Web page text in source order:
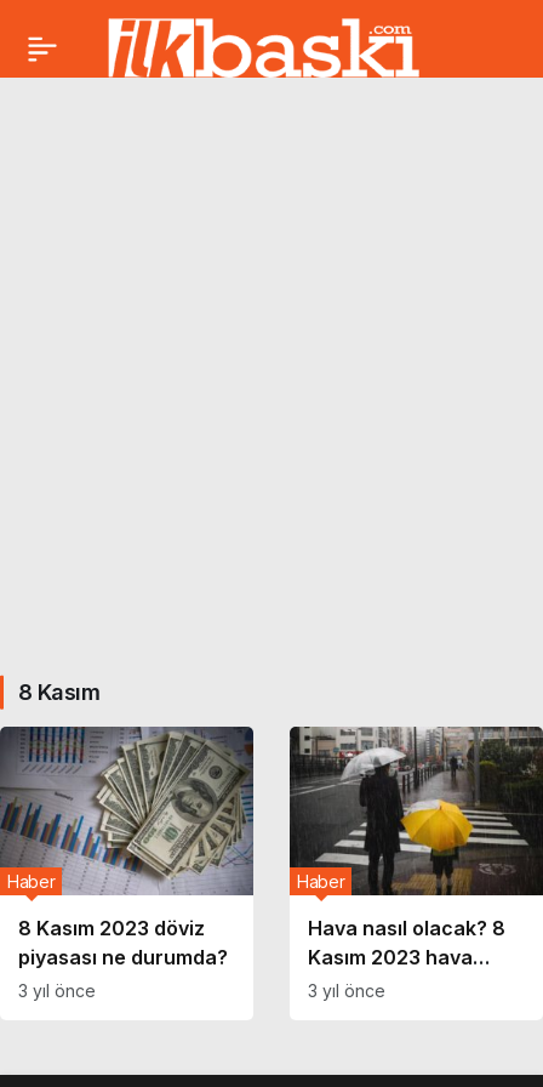
8 Kasım
8 Kasım 2023 döviz
piyasası ne durumda?
Haber
3 yıl önce
Hava nasıl olacak? 8
Kasım 2023 hava
durumu raporu
Haber
3 yıl önce